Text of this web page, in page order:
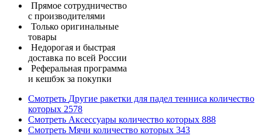
Прямое сотрудничество
с производителями
Только оригинальные
товары
Недорогая и быстрая
доставка по всей России
Реферальная программа
и кешбэк за покупки
Смотреть Другие ракетки для падел тенниса количество
которых 2578
Смотреть Аксессуары количество которых 888
Смотреть Мячи количество которых 343